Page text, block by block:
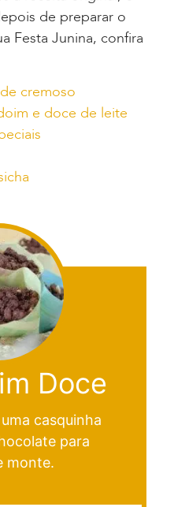
de preparar o
Festa Junina, confira
cremoso
e doce de leite
Doce
casquinha
para
monte.